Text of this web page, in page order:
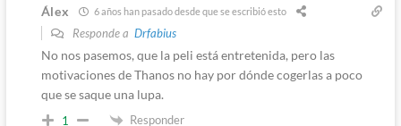
Álex 6 años han pasado desde que se escribió esto
Responde a Drfabius
No nos pasemos, que la peli está entretenida, pero las
motivaciones de Thanos no hay por dónde cogerlas a poco
que se saque una lupa.
1 Responder